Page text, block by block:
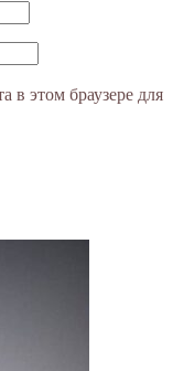
в этом браузере для